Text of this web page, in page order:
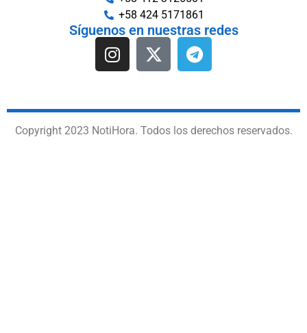
+58 424 5171861
Síguenos en nuestras redes
Copyright 2023 NotiHora. Todos los derechos reservados.